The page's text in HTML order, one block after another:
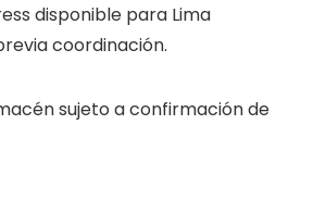
disponible para Lima
coordinación.
sujeto a confirmación de